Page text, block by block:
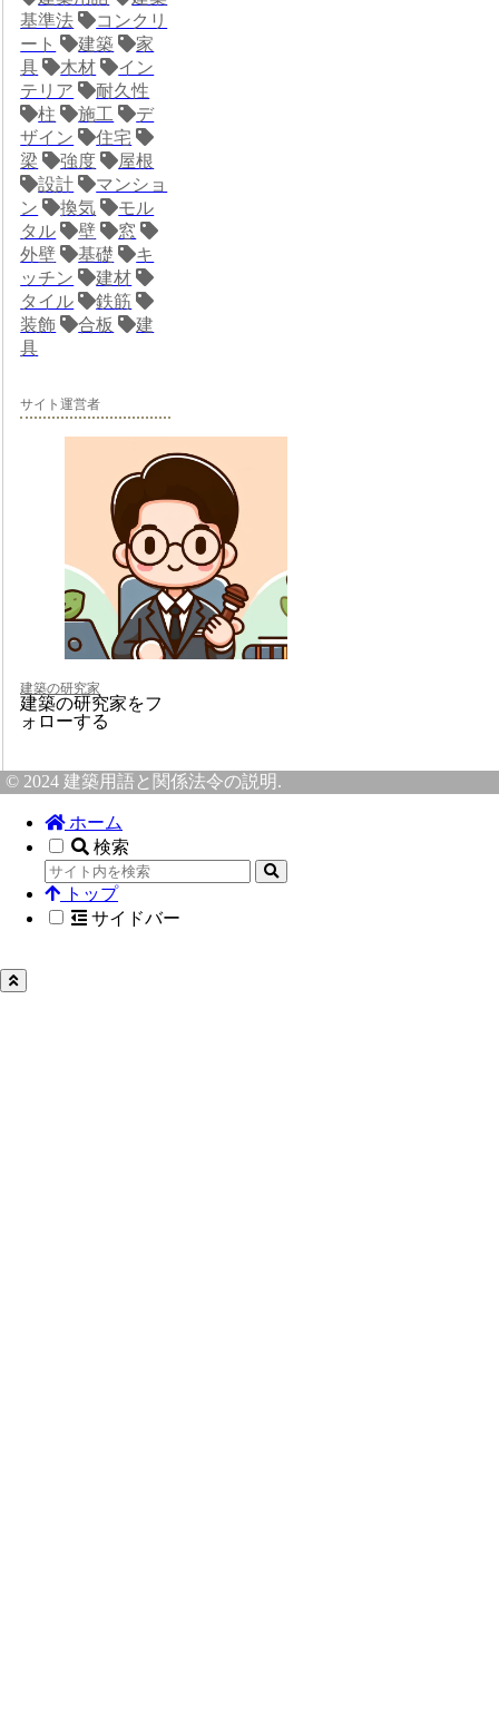
基準法
コンクリ
ート
建築
家
具
木材
イン
テリア
耐久性
柱
施工
デ
ザイン
住宅
梁
強度
屋根
設計
マンショ
ン
換気
モル
タル
壁
窓
外壁
基礎
キ
ッチン
建材
タイル
鉄筋
装飾
合板
建
具
サイト運営者
建築の研究家
建築の研究家をフ
ォローする
© 2024 建築用語と関係法令の説明.
ホーム
検索
トップ
サイドバー